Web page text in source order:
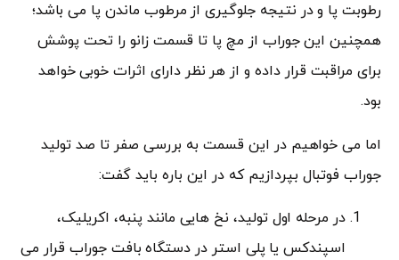
رطوبت پا و در نتیجه جلوگیری از مرطوب ماندن پا می باشد؛
همچنین این جوراب از مچ پا تا قسمت زانو را تحت پوشش
برای مراقبت قرار داده و از هر نظر دارای اثرات خوبی خواهد
بود.
اما می خواهیم در این قسمت به بررسی صفر تا صد تولید
جوراب فوتبال بپردازیم که در این باره باید گفت:
در مرحله اول تولید، نخ هایی مانند پنبه، اکریلیک،
اسپندکس یا پلی استر در دستگاه بافت جوراب قرار می